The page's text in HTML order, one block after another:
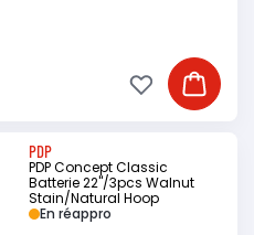
Ajouter
Ajouter à ma
PDP
PDP Concept Classic
Batterie 22"/3pcs Walnut
Stain/Natural Hoop
En réappro